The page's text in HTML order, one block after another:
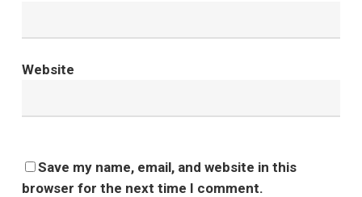
Website
Save my name, email, and website in this
browser for the next time I comment.